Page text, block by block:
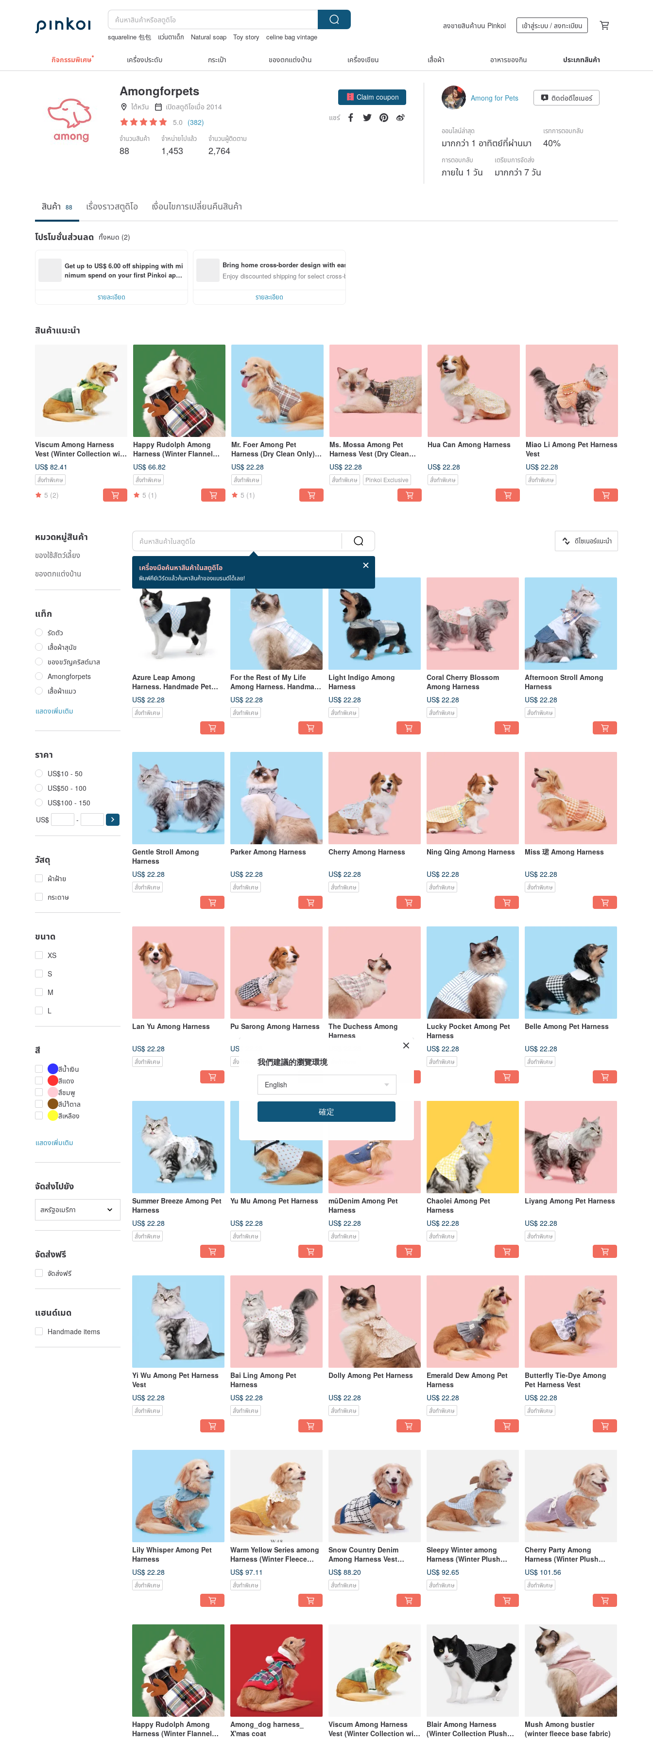
squareline 包包 แว่นตาเด็ก Natural soap Toy story
celine bag vintage
ลงขายสินค้าบน Pinkoi เข้าสู่ระบบ / ลงทะเบียน
กิจกรรมพิเศษ เครื่องประดับ กระเป๋า ของตกแต่งบ้าน เครื่องเขียน เสื้อผ้า อาหารของกิน ประเภทสินค้า
Amongforpets
ไต้หวัน
เปิดสตูดิโอเมื่อ 2014
5.0 (382)
จำนวนสินค้า
88
จำหน่ายไปแล้ว
1,453
จำนวนผู้ติดตาม
2,764
Claim coupon
ติดตาม
แชร์
Among for Pets ติดต่อดีไซเนอร์
ออนไลน์ล่าสุด
มากกว่า 1 อาทิตย์ที่ผ่านมา
เรทการตอบกลับ
40%
การตอบกลับ
ภายใน 1 วัน
เตรียมการจัดส่ง
มากกว่า 7 วัน
สินค้า 88 เรื่องราวสตูดิโอ เงื่อนไขการเปลี่ยนคืนสินค้า
โปรโมชั่นส่วนลด ทั้งหมด (2)
Get up to US$ 6.00 off shipping with mi
nimum spend on your first Pinkoi app
รายละเอียด
Bring home cross-border design with ease
Enjoy discounted shipping for select cross-border items
รายละเอียด
สินค้าแนะนำ
Viscum Among Harness
Vest (Winter Collection with
Fleece Lining)
US$ 82.41
สั่งทำพิเศษ
5 (2)
Happy Rudolph Among
Harness (Winter Flannel
Lining)
US$ 66.82
สั่งทำพิเศษ
5 (1)
Mr. Foer Among Pet
Harness (Dry Clean Only)
Dog Clothes Cat Clothes
US$ 22.28
สั่งทำพิเศษ
5 (1)
Ms. Mossa Among Pet
Harness Vest (Dry Clean
Only)
US$ 22.28
สั่งทำพิเศษ Pinkoi Exclusive
Hua Can Among Harness
US$ 22.28
สั่งทำพิเศษ
Miao Li Among Pet Harness
Vest
US$ 22.28
สั่งทำพิเศษ
หมวดหมู่สินค้า
ของใช้สัตว์เลี้ยง
ของตกแต่งบ้าน
แท็ก
รัดตัว
เสื้อผ้าสุนัข
ของขวัญคริสต์มาส
Amongforpets
เสื้อผ้าแมว
แสดงเพิ่มเติม
ราคา
US$10 - 50
US$50 - 100
US$100 - 150
US$
-
วัสดุ
ผ้าฝ้าย
กระดาษ
ขนาด
XS
S
M
L
สี
สีน้ำเงิน
สีแดง
สึชมพู
สีนำ้ตาล
สีเหลือง
แสดงเพิ่มเติม
จัดส่งไปยัง
สหรัฐอเมริกา
จัดส่งฟรี
จัดส่งฟรี
แฮนด์เมด
Handmade items
เครื่องมือค้นหาสินค้าในสตูดิโอ
พิมพ์คีย์เวิร์ดแล้วค้นหาสินค้าของแบรนด์ได้เลย!
ดีไซเนอร์แนะนำ
สินค้า 88 ชิ้น
Azure Leap Among
Harness. Handmade Pet
Apparel.
US$ 22.28
สั่งทำพิเศษ
For the Rest of My Life
Among Harness. Handmade
Pet Apparel.
US$ 22.28
สั่งทำพิเศษ
Light Indigo Among
Harness
US$ 22.28
สั่งทำพิเศษ
Coral Cherry Blossom
Among Harness
US$ 22.28
สั่งทำพิเศษ
Afternoon Stroll Among
Harness
US$ 22.28
สั่งทำพิเศษ
Gentle Stroll Among
Harness
US$ 22.28
สั่งทำพิเศษ
Parker Among Harness
US$ 22.28
สั่งทำพิเศษ
Cherry Among Harness
US$ 22.28
สั่งทำพิเศษ
Ning Qing Among Harness
US$ 22.28
สั่งทำพิเศษ
Miss 珺 Among Harness
US$ 22.28
สั่งทำพิเศษ
Lan Yu Among Harness
US$ 22.28
สั่งทำพิเศษ
Pu Sarong Among Harness
US$ 22.28
สั่งทำพิเศษ
The Duchess Among
Harness
Lucky Pocket Among Pet
Harness
US$ 22.28
สั่งทำพิเศษ
Belle Among Pet Harness
US$ 22.28
สั่งทำพิเศษ
Summer Breeze Among Pet
Harness
US$ 22.28
สั่งทำพิเศษ
Yu Mu Among Pet Harness
US$ 22.28
สั่งทำพิเศษ
mǔDenim Among Pet
Harness
US$ 22.28
สั่งทำพิเศษ
Chaolei Among Pet
Harness
US$ 22.28
สั่งทำพิเศษ
Liyang Among Pet Harness
US$ 22.28
สั่งทำพิเศษ
Yi Wu Among Pet Harness
Vest
US$ 22.28
สั่งทำพิเศษ
Bai Ling Among Pet
Harness
US$ 22.28
สั่งทำพิเศษ
Dolly Among Pet Harness
US$ 22.28
สั่งทำพิเศษ
Emerald Dew Among Pet
Harness
US$ 22.28
สั่งทำพิเศษ
Butterfly Tie-Dye Among
Pet Harness Vest
US$ 22.28
สั่งทำพิเศษ
Lily Whisper Among Pet
Harness
US$ 22.28
สั่งทำพิเศษ
Warm Yellow Series among
Harness (Winter Fleece
Lining)
US$ 97.11
สั่งทำพิเศษ
Snow Country Denim
Among Harness Vest
(Winter Plush Lining)
US$ 88.20
สั่งทำพิเศษ
Sleepy Winter among
Harness (Winter Plush
Lining)
US$ 92.65
สั่งทำพิเศษ
Cherry Party Among
Harness (Winter Plush
Lining)
US$ 101.56
สั่งทำพิเศษ
Happy Rudolph Among
Harness (Winter Flannel
Among_dog harness_
X'mas coat
Viscum Among Harness
Vest (Winter Collection with
Blair Among Harness
(Winter Collection Plush
Mush Among bustier
(winter fleece base fabric)
我們建議的瀏覽環境
確定